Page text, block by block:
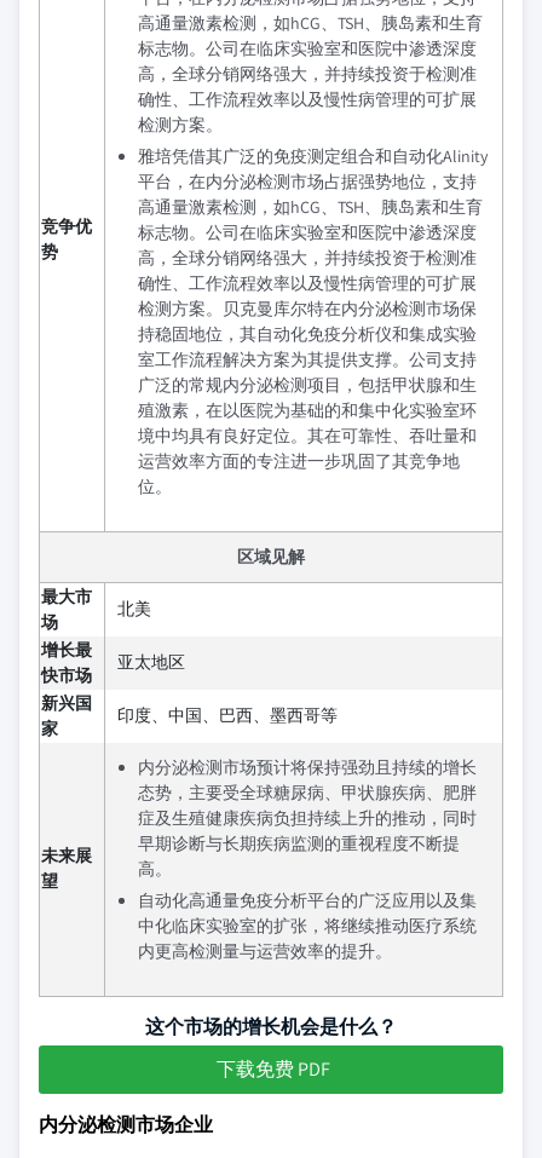
竞争优
势
高通量激素检测，如hCG、TSH、胰岛素和生育
标志物。公司在临床实验室和医院中渗透深度
高，全球分销网络强大，并持续投资于检测准
确性、工作流程效率以及慢性病管理的可扩展
检测方案。
雅培凭借其广泛的免疫测定组合和自动化Alinity
平台，在内分泌检测市场占据强势地位，支持
高通量激素检测，如hCG、TSH、胰岛素和生育
标志物。公司在临床实验室和医院中渗透深度
高，全球分销网络强大，并持续投资于检测准
确性、工作流程效率以及慢性病管理的可扩展
检测方案。贝克曼库尔特在内分泌检测市场保
持稳固地位，其自动化免疫分析仪和集成实验
室工作流程解决方案为其提供支撑。公司支持
广泛的常规内分泌检测项目，包括甲状腺和生
殖激素，在以医院为基础的和集中化实验室环
境中均具有良好定位。其在可靠性、吞吐量和
运营效率方面的专注进一步巩固了其竞争地
位。
区域见解
最大市
场
北美
增长最
快市场
亚太地区
新兴国
家
印度、中国、巴西、墨西哥等
未来展
望
内分泌检测市场预计将保持强劲且持续的增长
态势，主要受全球糖尿病、甲状腺疾病、肥胖
症及生殖健康疾病负担持续上升的推动，同时
早期诊断与长期疾病监测的重视程度不断提
高。
自动化高通量免疫分析平台的广泛应用以及集
中化临床实验室的扩张，将继续推动医疗系统
内更高检测量与运营效率的提升。
这个市场的增长机会是什么？
下载免费 PDF
内分泌检测市场企业